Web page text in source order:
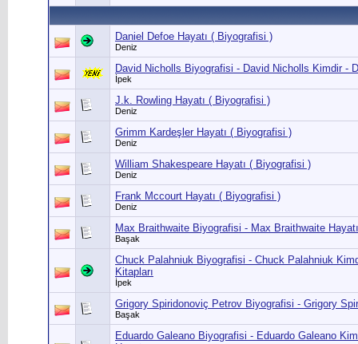
Daniel Defoe Hayatı ( Biyografisi )
Deniz
David Nicholls Biyografisi - David Nicholls Kimdir -
İpek
J.k. Rowling Hayatı ( Biyografisi )
Deniz
Grimm Kardeşler Hayatı ( Biyografisi )
Deniz
William Shakespeare Hayatı ( Biyografisi )
Deniz
Frank Mccourt Hayatı ( Biyografisi )
Deniz
Max Braithwaite Biyografisi - Max Braithwaite
Başak
Chuck Palahniuk Biyografisi - Chuck Palahniuk
Kitapları
İpek
Grigory Spiridonoviç Petrov Biyografisi - Grigory
Başak
Eduardo Galeano Biyografisi - Eduardo Galeano